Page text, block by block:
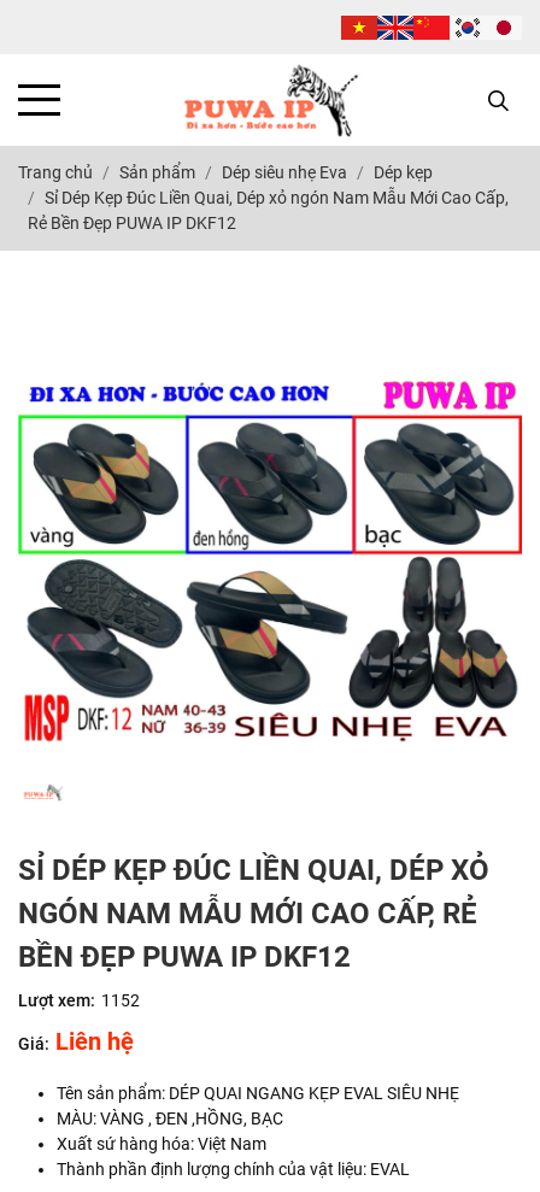
Trang chủ Sản phẩm Dép siêu nhẹ Eva
Dép kẹp
Sỉ Dép Kẹp Đúc Liền Quai, Dép xỏ ngón Nam Mẫu Mới Cao Cấp,
Rẻ Bền Đẹp PUWA IP DKF12
SỈ DÉP KẸP ĐÚC LIỀN QUAI, DÉP XỎ
NGÓN NAM MẪU MỚI CAO CẤP, RẺ
BỀN ĐẸP PUWA IP DKF12
Lượt xem: 1152
Giá: Liên hệ
Tên sản phẩm: DÉP QUAI NGANG KẸP EVAL SIÊU NHẸ
MÀU: VÀNG , ĐEN ,HỒNG, BẠC
Xuất sứ hàng hóa: Việt Nam
Thành phần định lượng chính của vật liệu: EVAL